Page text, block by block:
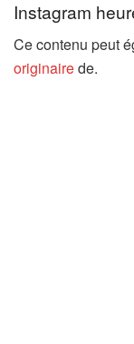
Instagram
Ce contenu peut
originairede.